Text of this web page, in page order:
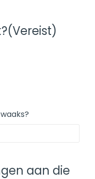
(Vereist)
aan die